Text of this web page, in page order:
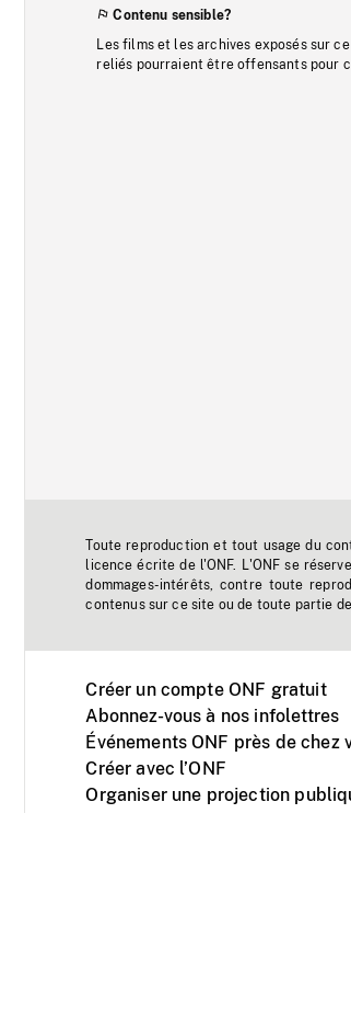
Contenu sensible?
Les films et les archives exposés sur
reliés pourraient être offensants pour
Toute reproduction et tout usage du
licence écrite de l'ONF. L'ONF se
dommages-intérêts, contre toute
contenus sur ce site ou de toute partie
Créer un compte ONF gratuit
Abonnez-vous à nos infolettres
Événements ONF près de chez
Créer avec l’ONF
Organiser une projection